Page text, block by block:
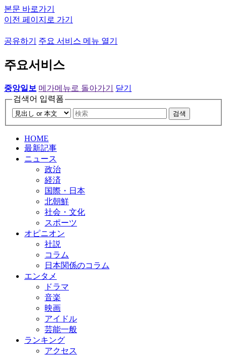
본문 바로가기
이전 페이지로 가기
공유하기 주요 서비스 메뉴 열기
주요서비스
중앙일보 메가메뉴로 돌아가기
닫기
검색어 입력폼
검색
HOME
最新記事
ニュース
政治
経済
国際・日本
北朝鮮
社会・文化
スポーツ
オピニオン
社説
コラム
日本関係のコラム
エンタメ
ドラマ
音楽
映画
アイドル
芸能一般
ランキング
アクセス